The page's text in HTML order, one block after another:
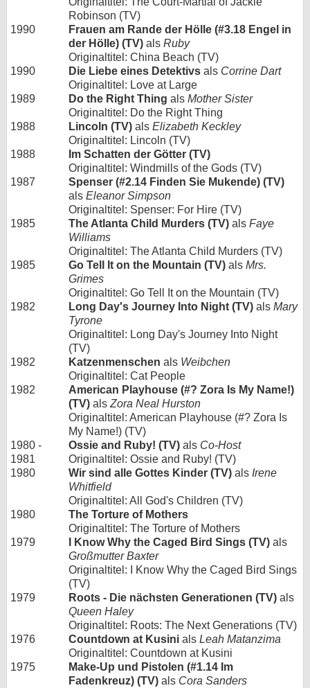
Robinson (TV)
1990
Frauen am Rande der Hölle (#3.18 Engel in
der Hölle) (TV) als Ruby
Originaltitel: China Beach (TV)
1990
Die Liebe eines Detektivs als Corrine Dart
Originaltitel: Love at Large
1989
Do the Right Thing als Mother Sister
Originaltitel: Do the Right Thing
1988
Lincoln (TV) als Elizabeth Keckley
Originaltitel: Lincoln (TV)
1988
Im Schatten der Götter (TV)
Originaltitel: Windmills of the Gods (TV)
1987
Spenser (#2.14 Finden Sie Mukende) (TV)
als Eleanor Simpson
Originaltitel: Spenser: For Hire (TV)
1985
The Atlanta Child Murders (TV) als Faye
Williams
Originaltitel: The Atlanta Child Murders (TV)
1985
Go Tell It on the Mountain (TV) als Mrs.
Grimes
Originaltitel: Go Tell It on the Mountain (TV)
1982
Long Day's Journey Into Night (TV) als Mary
Tyrone
Originaltitel: Long Day's Journey Into Night
(TV)
1982
Katzenmenschen als Weibchen
Originaltitel: Cat People
1982
American Playhouse (#? Zora Is My Name!)
(TV) als Zora Neal Hurston
Originaltitel: American Playhouse (#? Zora Is
My Name!) (TV)
1980 -
1981
Ossie and Ruby! (TV) als Co-Host
Originaltitel: Ossie and Ruby! (TV)
1980
Wir sind alle Gottes Kinder (TV) als Irene
Whitfield
Originaltitel: All God's Children (TV)
1980
The Torture of Mothers
Originaltitel: The Torture of Mothers
1979
I Know Why the Caged Bird Sings (TV) als
Großmutter Baxter
Originaltitel: I Know Why the Caged Bird Sings
(TV)
1979
Roots - Die nächsten Generationen (TV) als
Queen Haley
Originaltitel: Roots: The Next Generations (TV)
1976
Countdown at Kusini als Leah Matanzima
Originaltitel: Countdown at Kusini
1975
Make-Up und Pistolen (#1.14 Im
Fadenkreuz) (TV) als Cora Sanders